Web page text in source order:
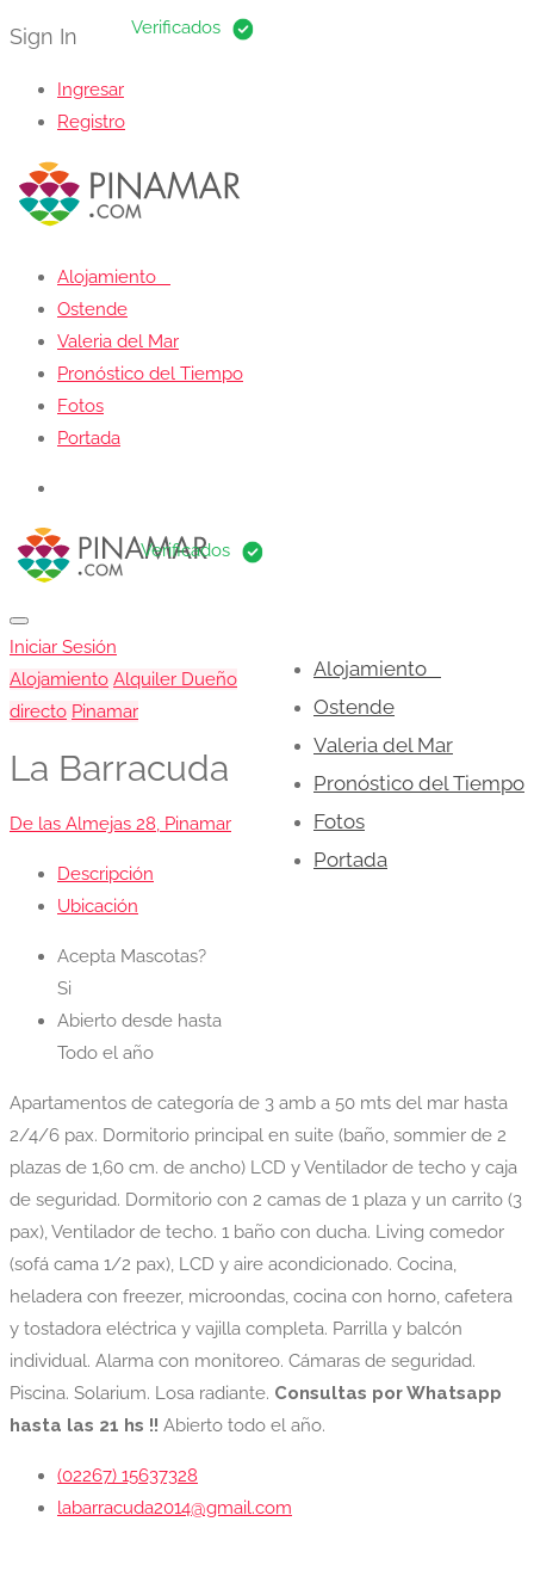
Sign In
Ingresar
Registro
Alojamiento
Ostende
Valeria del Mar
Pronóstico del Tiempo
Fotos
Portada
Alojamiento
Ostende
Valeria del Mar
Pronóstico del Tiempo
Fotos
Portada
Iniciar Sesión
Alojamiento Alquiler Dueño
directo Pinamar
La Barracuda
De las Almejas 28, Pinamar
Descripción
Ubicación
Acepta Mascotas?
Si
Abierto desde hasta
Todo el año
Apartamentos de categoría de 3 amb a 50 mts del mar hasta
2/4/6 pax. Dormitorio principal en suite (baño, sommier de 2
plazas de 1,60 cm. de ancho) LCD y Ventilador de techo y caja
de seguridad. Dormitorio con 2 camas de 1 plaza y un carrito (3
pax), Ventilador de techo. 1 baño con ducha. Living comedor
(sofá cama 1/2 pax), LCD y aire acondicionado. Cocina,
heladera con freezer, microondas, cocina con horno, cafetera
y tostadora eléctrica y vajilla completa. Parrilla y balcón
individual. Alarma con monitoreo. Cámaras de seguridad.
Piscina. Solarium. Losa radiante. Consultas por Whatsapp
hasta las 21 hs !! Abierto todo el año.
(02267) 15637328
labarracuda2014@gmail.com